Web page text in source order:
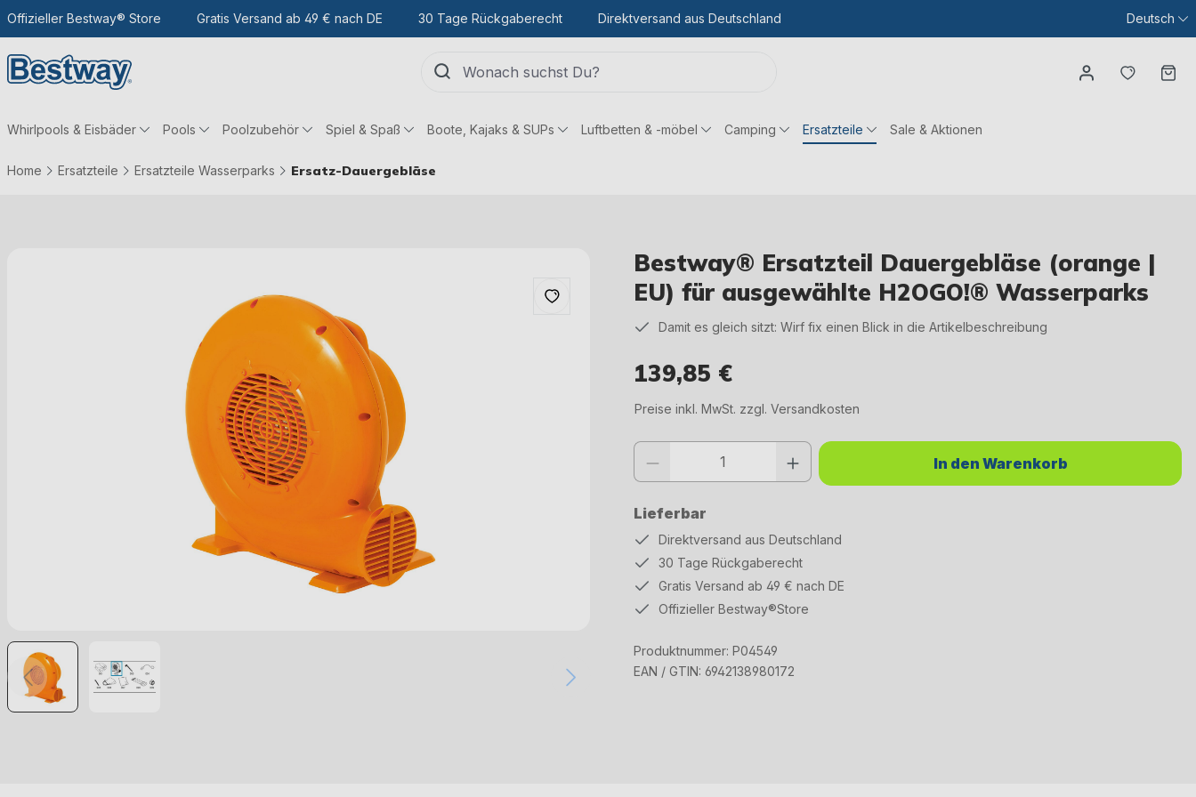
Hauptinhalt
Zur Suche
Zur Hauptnavigation
Offizieller Bestway® Store Gratis Versand ab 49 € nach DE 30 Tage Rückgaberecht Direktversand aus Deutschland Deutsch
Du
Whirlpools & Eisbäder Pools Poolzubehör Spiel & Spaß Boote, Kajaks & SUPs Luftbetten & -möbel Camping Ersatzteile Sale & Aktionen
Home Ersatzteile Ersatzteile Wasserparks Ersatz-Dauergebläse
Bestway® Ersatzteil Dauergebläse (orange |
EU) für ausgewählte H2OGO!® Wasserparks
Damit es gleich sitzt: Wirf fix einen Blick in die Artikelbeschreibung
139,85 €
Preise inkl. MwSt. zzgl. Versandkosten
Lieferbar
Produkt Anzahl: Gib den gewünschten Wert ein oder benutze die Schaltflächen um die Anzahl zu erhöhen
In den Warenkorb
Direktversand aus Deutschland
30 Tage Rückgaberecht
Gratis Versand ab 49 € nach DE
Offizieller Bestway®Store
Produktnummer: P04549
EAN / GTIN: 6942138980172